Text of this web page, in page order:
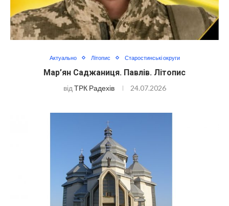
Актуально Літопис Старостинські округи
Мар’ян Саджаниця. Павлів. Літопис
від ТРК Радехів 24.07.2026